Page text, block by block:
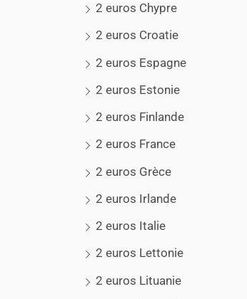
2 euros Chypre
2 euros Croatie
2 euros Espagne
2 euros Estonie
2 euros Finlande
2 euros France
2 euros Grèce
2 euros Irlande
2 euros Italie
2 euros Lettonie
2 euros Lituanie